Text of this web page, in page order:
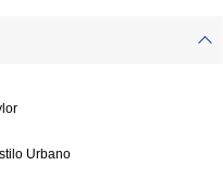
Urbano